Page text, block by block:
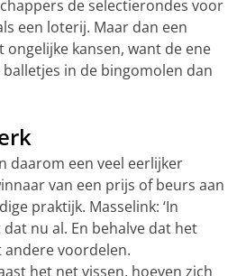
de selectierondes voor
een loterij. Maar dan een
kansen, want de ene
in de bingomolen dan
daarom een veel eerlijker
van een prijs of beurs aan
praktijk. Masselink: ‘In
nu al. En behalve dat het
andere voordelen.
het net vissen, hoeven zich